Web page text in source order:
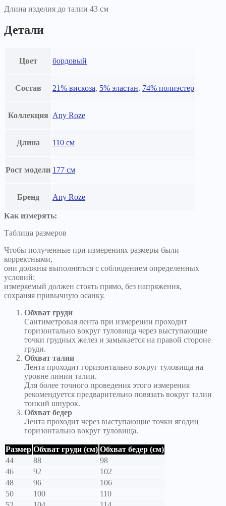
Длина изделия до талии 43 см
Детали
Цвет бордовый
Состав 21% вискоза, 5% эластан, 74% полиэстер
Коллекция Any Roze
Длина 110 см
Рост модели 177 см
Бренд Any Roze
Как измерять:
Таблица размеров
Чтобы полученные при измерениях размеры были
корректными,
они должны выполняться с соблюдением определенных
условий:
измеряемый должен стоять прямо, без напряжения,
сохраняя привычную осанку.
Обхват груди
Сантиметровая лента при измерении проходит
горизонтально вокруг туловища через выступающие
точки грудных желез и замыкается на правой стороне
груди.
Обхват талии
Лента проходит горизонтально вокруг туловища на
уровне линии талии.
Для более точного проведения этого измерения
рекомендуется предварительно повязать вокруг талии
тонкий шнурок.
Обхват бедер
Лента проходит через выступающие точки ягодиц
горизонтально вокруг туловища.
Размер Обхват груди (см) Обхват бедер (см)
44
88
98
46
92
102
48
96
106
50
100
110